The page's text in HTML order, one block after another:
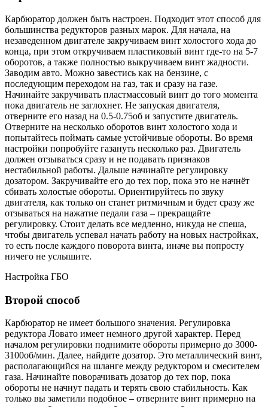
Карбюратор должен быть настроен. Подходит этот способ для
большинства редукторов разных марок. Для начала, на
незаведенном двигателе закручиваем винт холостого хода до
конца, при этом откручиваем пластиковый винт где-то на 5-7
оборотов, а также полностью выкручиваем винт жадности.
Заводим авто. Можно завестись как на бензине, с
последующим переходом на газ, так и сразу на газе.
Начинайте закручивать пластмассовый винт до того момента
пока двигатель не заглохнет. Не запуская двигателя,
отверните его назад на 0.5-0.75об и запустите двигатель.
Отверните на несколько оборотов винт холостого хода и
попытайтесь поймать самые устойчивые обороты. Во время
настройки попробуйте газануть несколько раз. Двигатель
должен отзываться сразу и не подавать признаков
нестабильной работы. Дальше начинайте регулировку
дозатором. Закручивайте его до тех пор, пока это не начнёт
сбивать холостые обороты. Ориентируйтесь по звуку
двигателя, как только он станет ритмичным и будет сразу же
отзываться на нажатие педали газа – прекращайте
регулировку. Стоит делать все медленно, никуда не спеша,
чтобы двигатель успевал начать работу на новых настройках,
то есть после каждого поворота винта, иначе вы попросту
ничего не услышите.
Настройка ГБО
Второй способ
Карбюратор не имеет большого значения. Регулировка
редуктора Ловато имеет немного другой характер. Перед
началом регулировки поднимите обороты примерно до 3000-
3100об/мин. Далее, найдите дозатор. Это металлический винт,
располагающийся на шланге между редуктором и смесителем
газа. Начинайте поворачивать дозатор до тех пор, пока
обороты не начнут падать и терять свою стабильность. Как
только вы заметили подобное – отверните винт примерно на